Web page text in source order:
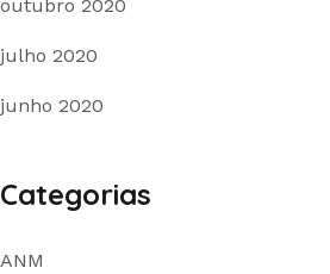
outubro 2020
julho 2020
junho 2020
Categorias
ANM